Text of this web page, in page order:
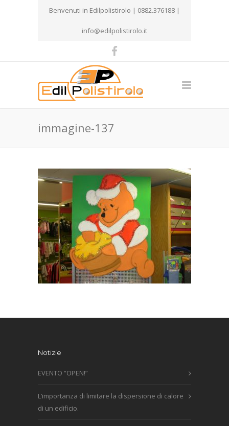
Benvenuti in Edilpolistirolo | 0882.376188 |
info@edilpolistirolo.it
immagine-137
Notizie
EVENTO “OPEN!”
L’importanza di limitare la dispersione di calore
di un edificio.